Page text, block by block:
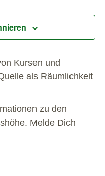
Kursen und
als Räumlichkeit
zu den
Melde Dich